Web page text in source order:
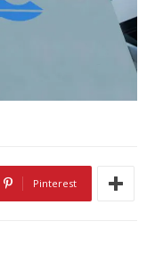
Pinterest